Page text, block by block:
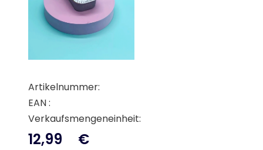
Artikelnummer:
EAN :
Verkaufsmengeneinheit:
12,99 €